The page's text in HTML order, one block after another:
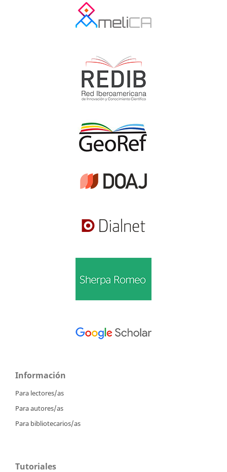
Información
Para lectores/as
Para autores/as
Para bibliotecarios/as
Tutoriales